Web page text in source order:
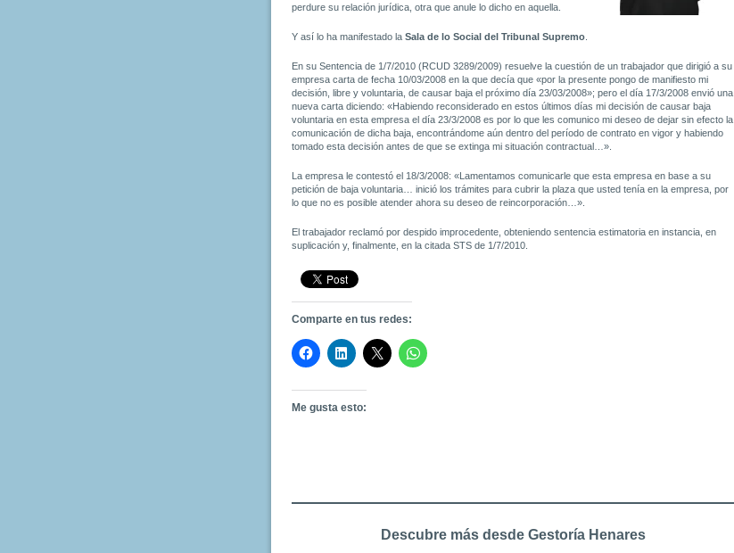
perdure su relación jurídica, otra que anule lo dicho en aquella.
Y así lo ha manifestado la Sala de lo Social del Tribunal Supremo
En su Sentencia de 1/7/2010 (RCUD 3289/2009) resuelve la cuestión de un trabajador que dirigió a su
empresa carta de fecha 10/03/2008 en la que decía que «por la presente pongo de manifiesto mi
decisión, libre y voluntaria, de causar baja el próximo día 23/03/2008»; pero el día 17/3/2008 envió una
nueva carta diciendo: «Habiendo reconsiderado en estos últimos días mi decisión de causar baja
voluntaria en esta empresa el día 23/3/2008 es por lo que les comunico mi deseo de dejar sin efecto la
comunicación de dicha baja, encontrándome aún dentro del período de contrato en vigor y habiendo
tomado esta decisión antes de que se extinga mi situación contractual…».
La empresa le contestó el 18/3/2008: «Lamentamos comunicarle que esta empresa en base a su
petición de baja voluntaria… inició los trámites para cubrir la plaza que usted tenía en la empresa, por
lo que no es posible atender ahora su deseo de reincorporación…».
El trabajador reclamó por despido improcedente, obteniendo sentencia estimatoria en instancia, en
suplicación y, finalmente, en la citada STS de 1/7/2010.
Comparte en tus redes:
Me gusta esto:
Descubre más desde Gestoría Henares